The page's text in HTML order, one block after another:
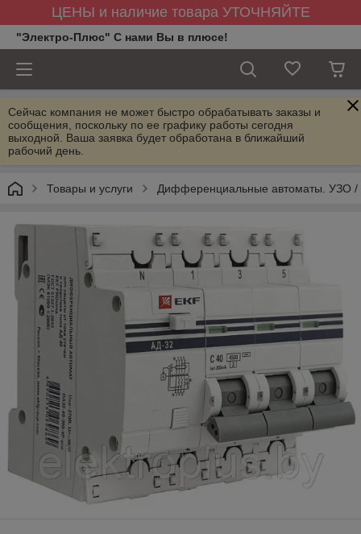
ЦЕНЫ и наличие товара УТОЧНЯЙТЕ
"Электро-Плюс" С нами Вы в плюсе!
Сейчас компания не может быстро обрабатывать заказы и
сообщения, поскольку по ее графику работы сегодня
выходной. Ваша заявка будет обработана в ближайший
рабочий день.
Товары и услуги Дифференциальные автоматы. УЗО